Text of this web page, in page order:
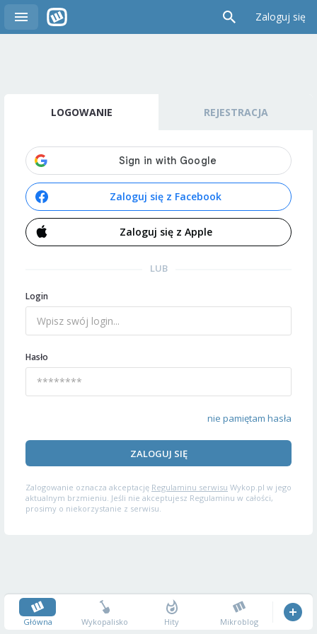
Zaloguj się
LOGOWANIE REJESTRACJA
Zaloguj się z Facebook
Zaloguj się z Apple
LUB
Login
Hasło
nie pamiętam hasła
ZALOGUJ SIĘ
Zalogowanie oznacza akceptację Regulaminu serwisu Wykop.pl w jego
aktualnym brzmieniu. Jeśli nie akceptujesz Regulaminu w całości,
prosimy o niekorzystanie z serwisu.
Główna Wykopalisko Hity Mikroblog